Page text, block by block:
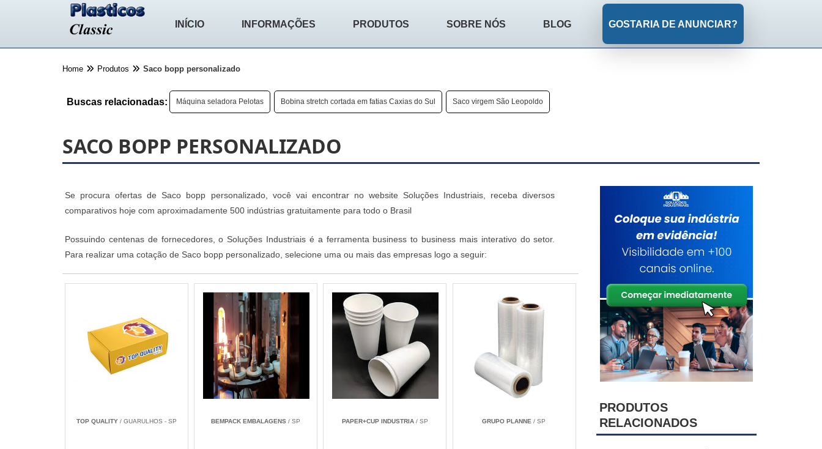
INÍCIO INFORMAÇÕES PRODUTOS SOBRE NÓS BLOG GOSTARIA DE ANUNCIAR?
Home Produtos Saco bopp personalizado
Buscas relacionadas: Máquina seladora Pelotas Bobina stretch cortada em fatias Caxias do Sul Saco virgem São Leopoldo
SACO BOPP PERSONALIZADO
Se procura ofertas de Saco bopp personalizado, você vai encontrar no website Soluções Industriais, receba diversos
comparativos hoje com aproximadamente 500 indústrias gratuitamente para todo o Brasil
Possuindo centenas de fornecedores, o Soluções Industriais é a ferramenta business to business mais interativo do setor.
Para realizar uma cotação de Saco bopp personalizado, selecione uma ou mais das empresas logo a seguir:
TOP QUALITY/ GUARULHOS - SP BEMPACK EMBALAGENS/ SP PAPER+CUP INDUSTRIA/ SP GRUPO PLANNE / SP
PRODUTOS
RELACIONADOS